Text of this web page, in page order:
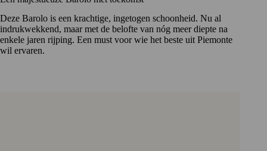
Deze Barolo is een krachtige, ingetogen schoonheid. Nu al
indrukwekkend, maar met de belofte van nóg meer diepte na
enkele jaren rijping. Een must voor wie het beste uit Piemonte
wil ervaren.